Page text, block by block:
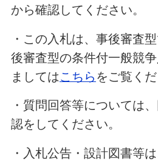
から確認してください。
・この入札は、事後審査
後審査型の条件付一般競
ましてはこちら をご覧くだ
・質問回答等については
認をしてください。
・入札公告・設計図書等